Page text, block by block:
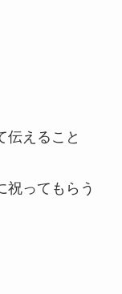
伝えること
祝ってもらう